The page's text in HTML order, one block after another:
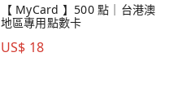
【 MyCard 】500 點｜台港澳
地區專用點數卡
US$ 18